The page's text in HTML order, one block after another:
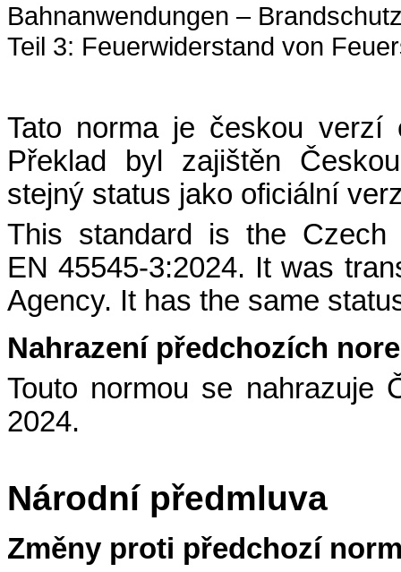
Bahnanwendungen –
Teil 3: Feuerwiderstand von
Tato norma je českou verzí
Překlad byl zajištěn
stejný status jako oficiální
This standard is the Czech
EN 45545-3:2024. It was
Agency. It has the same
Nahrazení předchozích
Touto normou se nahrazuje
2024.
Národní předmluva
Změny proti předchozí